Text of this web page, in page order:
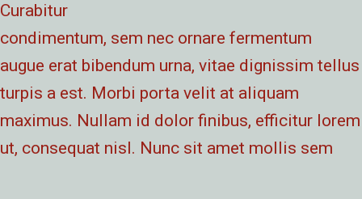
Curabitur
condimentum, sem nec ornare fermentum
augue erat bibendum urna, vitae dignissim tellus
turpis a est. Morbi porta velit at aliquam
maximus. Nullam id dolor finibus, efficitur lorem
ut, consequat nisl. Nunc sit amet mollis sem